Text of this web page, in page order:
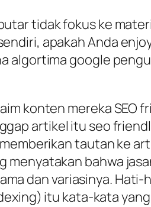
tidak fokus ke
apakah Anda
algortima google
konten mereka SEO
artikel itu seo
tautan ke
bahwa
dan variasinya.
itu kata-kata